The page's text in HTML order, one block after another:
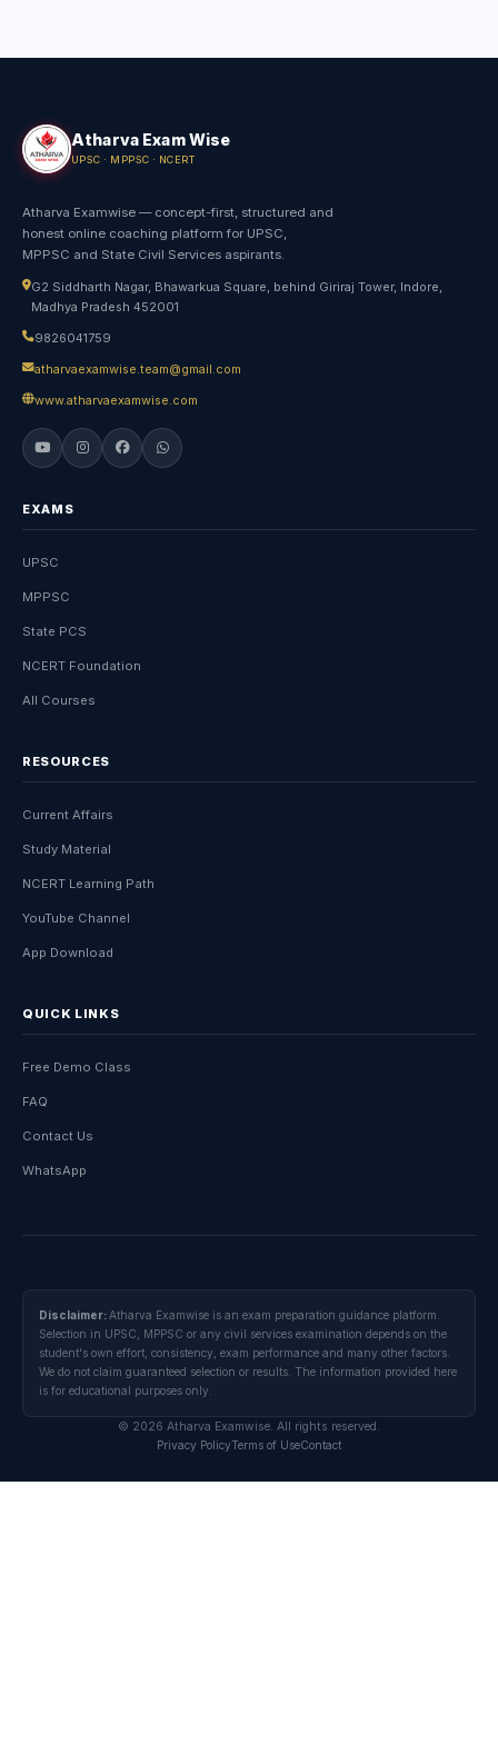
Atharva Exam Wise
UPSC · MPPSC · NCERT
Atharva Examwise — concept-first, structured and
honest online coaching platform for UPSC,
MPPSC and State Civil Services aspirants.
G2 Siddharth Nagar, Bhawarkua Square, behind Giriraj Tower, Indore,
Madhya Pradesh 452001
9826041759
atharvaexamwise.team@gmail.com
www.atharvaexamwise.com
EXAMS
UPSC
MPPSC
State PCS
NCERT Foundation
All Courses
RESOURCES
Current Affairs
Study Material
NCERT Learning Path
YouTube Channel
App Download
QUICK LINKS
Free Demo Class
FAQ
Contact Us
WhatsApp
Disclaimer: Atharva Examwise is an exam preparation guidance platform.
Selection in UPSC, MPPSC or any civil services examination depends on the
student's own effort, consistency, exam performance and many other factors.
We do not claim guaranteed selection or results. The information provided here
is for educational purposes only.
© 2026 Atharva Examwise. All rights reserved.
Privacy PolicyTerms of UseContact